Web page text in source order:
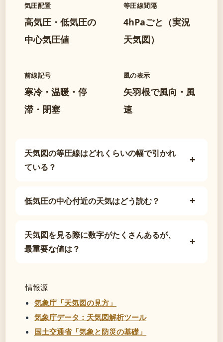
気圧配置
高気圧・低気圧の
中心気圧値
等圧線間隔
4hPaごと（実況
天気図）
前線記号
寒冷・温暖・停
滞・閉塞
風の表示
矢羽根で風向・風
速
天気図の等圧線はどれくらいの幅で引かれ
ている？
低気圧の中心付近の天気はどう読む？
天気図を見る際に数字がたくさんあるが、
最重要な値は？
情報源
気象庁「天気図の見方」
気象庁データ：天気図解析ツール
国土交通省「気象と防災の基礎」